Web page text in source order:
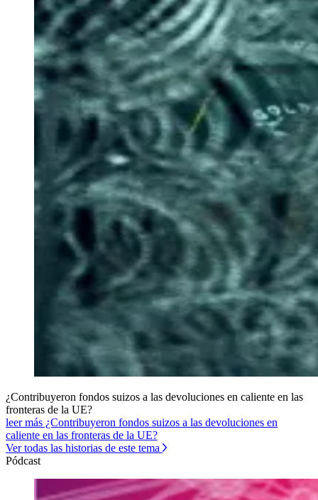
¿Contribuyeron fondos suizos a las devoluciones en caliente en las
fronteras de la UE?
leer más ¿Contribuyeron fondos suizos a las devoluciones en
caliente en las fronteras de la UE?
Ver todas las historias de este tema
Pódcast